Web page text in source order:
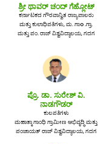
ಶ್ರೀ ಥಾವರ್ ಚಂದ್ ಗೆಹ್ಲೋಟ್
ಕರ್ನಾಟಕದ ಗೌರವಾನ್ವಿತ ರಾಜ್ಯಪಾಲರು
ಮತ್ತು ಕುಲಾಧಿಪತಿಗಳು, ಮ. ಗಾo .ಗ್ರಾ.
ಮತ್ತು ಪಂ. ರಾಜ್ ವಿಶ್ವವಿದ್ಯಾಲಯ, ಗದಗ
ಪ್ರೊ. ಡಾ. ಸುರೇಶ್ ವಿ.
ನಾಡಗೌಡರ್
ಕುಲಪತಿಗಳು
ಮಹಾತ್ಮಾ ಗಾಂಧಿ ಗ್ರಾಮೀಣ ಅಭಿವೃದ್ಧಿ ಮತ್ತು
ಪಂಚಾಯತ್ ರಾಜ್ ವಿಶ್ವವಿದ್ಯಾಲಯ, ಗದಗ